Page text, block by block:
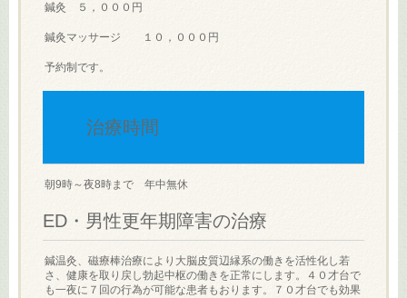
鍼灸 ５，０００円
鍼灸マッサージ １０，０００円
予約制です。
治療時間
朝9時～夜8時まで 年中無休
ED・男性更年期障害の治療
鍼温灸、磁療棒治療により大脳皮質辺縁系の働きを活性化し若
さ、健康を取り戻し勃起中枢の働きを正常にします。４０才台で
も一夜に７回の行為が可能な患者もおります。７０才台でも効果